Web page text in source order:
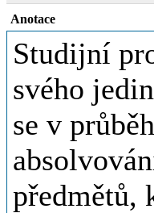
Anotace
Studijní
svého
se v
předmětů,